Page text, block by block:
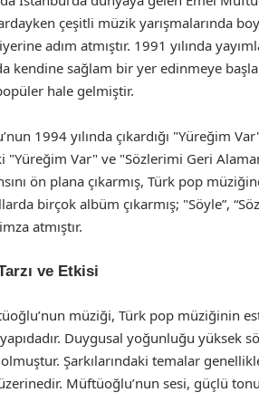
çeşitli müzik yarışmalarında
adım atmıştır. 1991 yılında
kendine sağlam bir yer edinmeye
hale gelmiştir.
1994 yılında çıkardığı "Yüreğim
"Yüreğim Var" ve "Sözlerimi Geri
ön plana çıkarmış, Türk pop
birçok albüm çıkarmış; "Söyle”,
atmıştır.
ve Etkisi
müziği, Türk pop müziğinin
Duygusal yoğunluğu yüksek
Şarkılarındaki temalar
Müftüoğlu’nun sesi, güçlü